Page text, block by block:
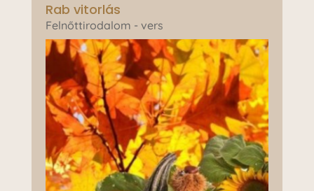
Rab vitorlás
Felnőttirodalom - vers